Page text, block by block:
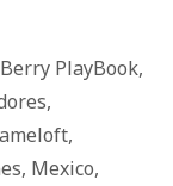
PlayBook,
,
,
, Mexico,